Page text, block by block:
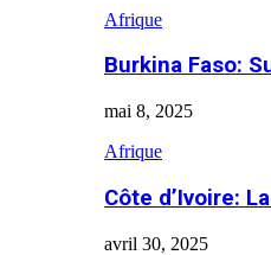
Afrique
Burkina Faso:
mai 8, 2025
Afrique
Côte d’Ivoire:
avril 30, 2025